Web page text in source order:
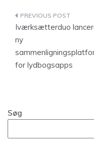
Iværksætterduo
ny
for lydbogsapps
Søg